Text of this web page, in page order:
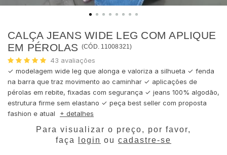
CALÇA JEANS WIDE LEG COM APLIQUE
EM PÉROLAS (CÓD. 11008321)
43 avaliações
✓ modelagem wide leg que alonga e valoriza a silhueta ✓ fenda
na barra que traz movimento ao caminhar ✓ aplicações de
pérolas em rebite, fixadas com segurança ✓ jeans 100% algodão,
estrutura firme sem elastano ✓ peça best seller com proposta
fashion e atual
+ detalhes
Para visualizar o preço, por favor,
faça
login ou cadastre-se